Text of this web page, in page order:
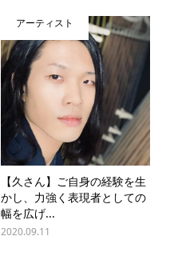
アーティスト
【久さん】ご自身の経験を生
かし、力強く表現者としての
幅を広げ...
2020.09.11